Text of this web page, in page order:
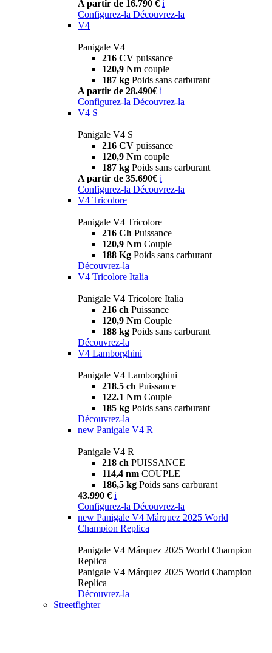
A partir de 16.790 € i
Configurez-la Découvrez-la
V4
Panigale V4
216 CV puissance
120,9 Nm couple
187 kg Poids sans carburant
A partir de 28.490€ i
Configurez-la Découvrez-la
V4 S
Panigale V4 S
216 CV puissance
120,9 Nm couple
187 kg Poids sans carburant
A partir de 35.690€ i
Configurez-la Découvrez-la
V4 Tricolore
Panigale V4 Tricolore
216 Ch Puissance
120,9 Nm Couple
188 Kg Poids sans carburant
Découvrez-la
V4 Tricolore Italia
Panigale V4 Tricolore Italia
216 ch Puissance
120,9 Nm Couple
188 kg Poids sans carburant
Découvrez-la
V4 Lamborghini
Panigale V4 Lamborghini
218.5 ch Puissance
122.1 Nm Couple
185 kg Poids sans carburant
Découvrez-la
new Panigale V4 R
Panigale V4 R
218 ch PUISSANCE
114,4 nm COUPLE
186,5 kg Poids sans carburant
43.990 € i
Configurez-la Découvrez-la
new Panigale V4 Márquez 2025 World
Champion Replica
Panigale V4 Márquez 2025 World Champion
Replica
Panigale V4 Márquez 2025 World Champion
Replica
Découvrez-la
Streetfighter